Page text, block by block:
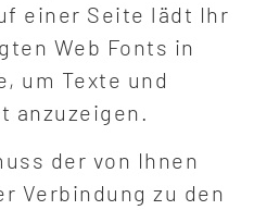
einer Seite lädt Ihr
Web Fonts in
um Texte und
anzuzeigen.
der von Ihnen
Verbindung zu den